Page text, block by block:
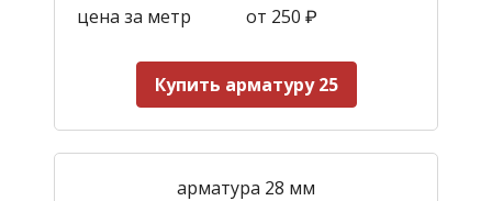
цена за метр
от 250 ₽
Купить арматуру 25
арматура 28 мм